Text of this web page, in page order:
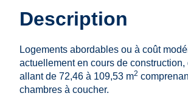
Description
Logements abordables ou à coût
actuellement en cours de construction,
allant de 72,46 à 109,53 m2
chambres à coucher.